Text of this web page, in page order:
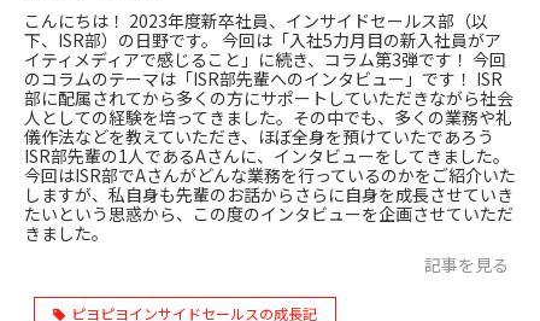
こんにちは！ 2023年度新卒社員、インサイドセールス部（以
下、ISR部）の日野です。 今回は「入社5力月目の新入社員がア
イティメディアで感じること」に続き、コラム第3弾です！ 今回
のコラムのテーマは「ISR部先輩へのインタビュー」です！ ISR
部に配属されてから多くの方にサポートしていただきながら社会
人としての経験を培ってきました。その中でも、多くの業務や礼
儀作法などを教えていただき、ほぼ全身を預けていたであろう
ISR部先輩の1人であるAさんに、インタビューをしてきました。
今回はISR部でAさんがどんな業務を行っているのかをご紹介いた
しますが、私自身も先輩のお話からさらに自身を成長させていき
たいという思惑から、この度のインタビューを企画させていただ
きました。
記事を見る
ピヨピヨインサイドセールスの成長記